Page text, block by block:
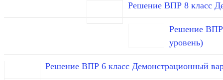
Решение ВПР 8 класс
Решение ВПР
уровень)
Решение ВПР 6 класс Демонстрационный